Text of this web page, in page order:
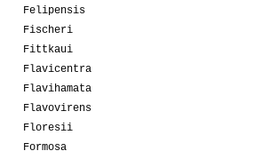
Felipensis
Fischeri
Fittkaui
Flavicentra
Flavihamata
Flavovirens
Floresii
Formosa